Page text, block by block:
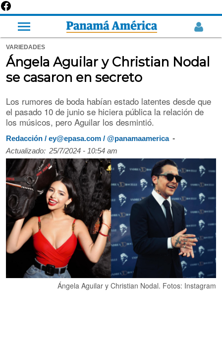
VARIEDADES
Ángela Aguilar y Christian Nodal
se casaron en secreto
Los rumores de boda habían estado latentes desde que
el pasado 10 de junio se hiciera pública la relación de
los músicos, pero Aguilar los desmintió.
Redacción / ey@epasa.com / @panamaamerica -
Actualizado: 25/7/2024 - 10:54 am
Ángela Aguilar y Christian Nodal. Fotos: Instagram